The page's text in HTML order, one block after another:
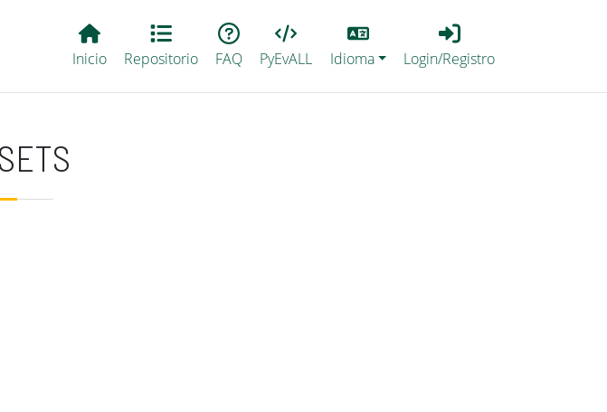
Main EvALL
Inicio Repositorio FAQ PyEvALL
Lang
Idioma
Login_Registro
Login/Registro